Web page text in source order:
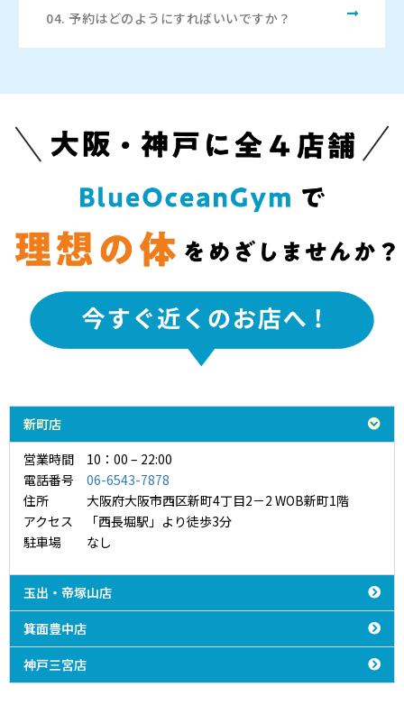
04. 予約はどのようにすればいいですか？
新町店
営業時間 10：00 – 22:00
電話番号 06-6543-7878
住所 大阪府大阪市西区新町4丁目2－2 WOB新町1階
アクセス 「西長堀駅」より徒歩3分
駐車場 なし
玉出・帝塚山店
箕面豊中店
神戸三宮店